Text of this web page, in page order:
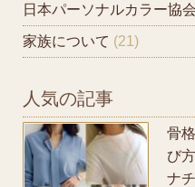
日本パーソナルカラー協会
家族について (21)
人気の記事
骨
び
ナ